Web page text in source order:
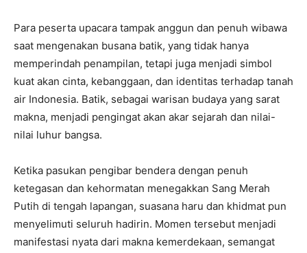
Para peserta upacara tampak anggun dan penuh wibawa
saat mengenakan busana batik, yang tidak hanya
memperindah penampilan, tetapi juga menjadi simbol
kuat akan cinta, kebanggaan, dan identitas terhadap tanah
air Indonesia. Batik, sebagai warisan budaya yang sarat
makna, menjadi pengingat akan akar sejarah dan nilai-
nilai luhur bangsa.
Ketika pasukan pengibar bendera dengan penuh
ketegasan dan kehormatan menegakkan Sang Merah
Putih di tengah lapangan, suasana haru dan khidmat pun
menyelimuti seluruh hadirin. Momen tersebut menjadi
manifestasi nyata dari makna kemerdekaan, semangat